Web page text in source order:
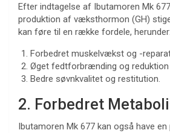
Efter indtagelse af Ibutamoren Mk
produktion af væksthormon (GH)
kan føre til en række fordele, herunder:
Forbedret muskelvækst og -
Øget fedtforbrænding og
Bedre søvnkvalitet og restitution.
2. Forbedret
Ibutamoren Mk 677 kan også have